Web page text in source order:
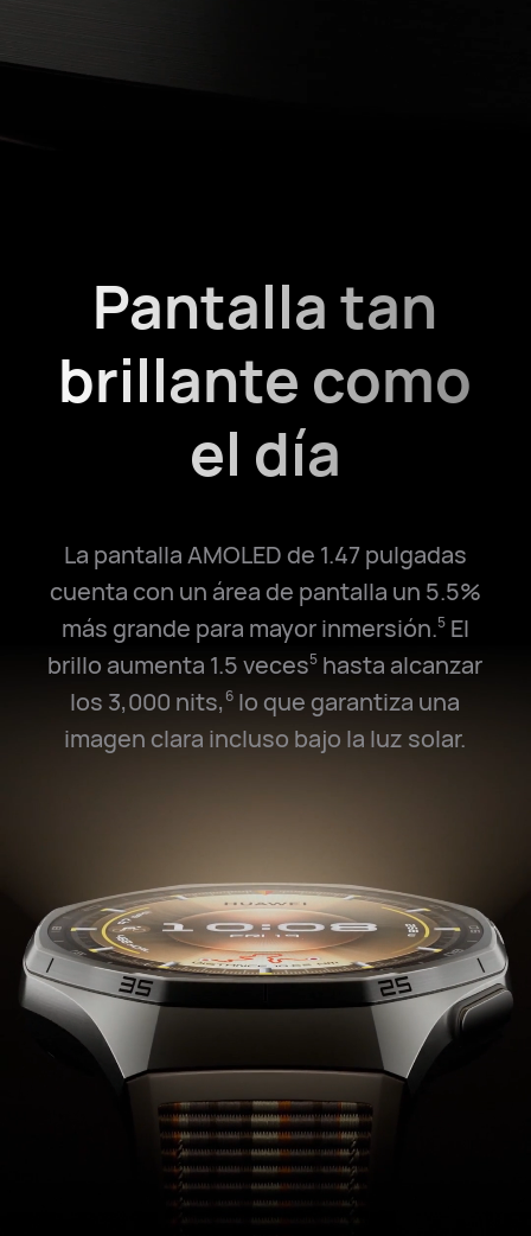
Pantalla tan
brillante como
el día
La pantalla AMOLED de 1.47 pulgadas
cuenta con un área de pantalla un 5.5%
más grande para mayor inmersión.5El
brillo aumenta 1.5⁠ veces5 hasta alcanzar
los 3,000⁠ nits,6 lo que garantiza una
imagen clara incluso bajo la luz⁠ solar.